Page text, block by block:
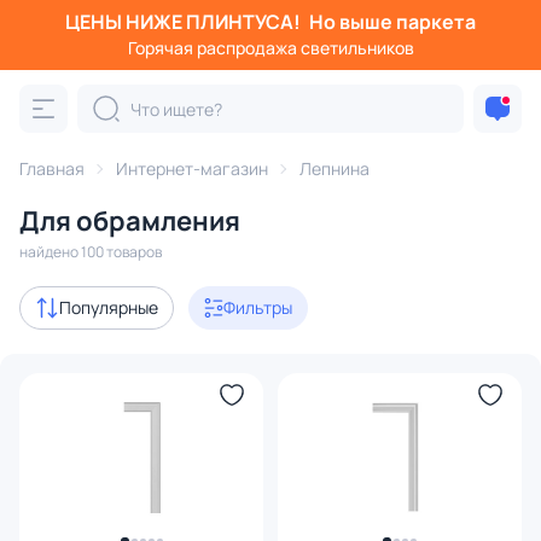
ЦЕНЫ НИЖЕ ПЛИНТУСА! Но выше паркета
Горячая распродажа светильников
Главная Интернет-магазин Лепнина
Для обрамления
найдено 100 товаров
Популярные Фильтры
Фильтры
Категория: Для обрамления
каминов проемов и арок зеркал
с 3D-моделями
В наличии 93